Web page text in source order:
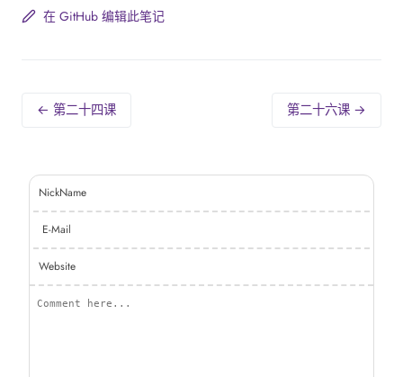
在 GitHub 编辑此笔记
← 第二十四课 第二十六课 →
NickName
E-Mail
Website